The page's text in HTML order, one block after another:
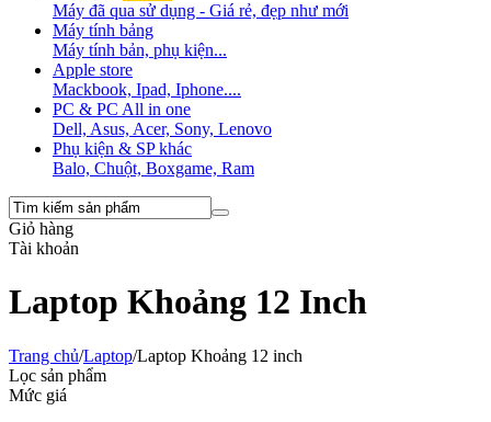
Máy đã qua sử dụng - Giá rẻ, đẹp như mới
Máy tính bảng
Máy tính bản, phụ kiện...
Apple store
Mackbook, Ipad, Iphone....
PC & PC All in one
Dell, Asus, Acer, Sony, Lenovo
Phụ kiện & SP khác
Balo, Chuột, Boxgame, Ram
Giỏ hàng
Tài khoản
Laptop Khoảng 12 Inch
Trang chủ/Laptop/Laptop Khoảng 12 inch
Lọc sản phẩm
Mức giá